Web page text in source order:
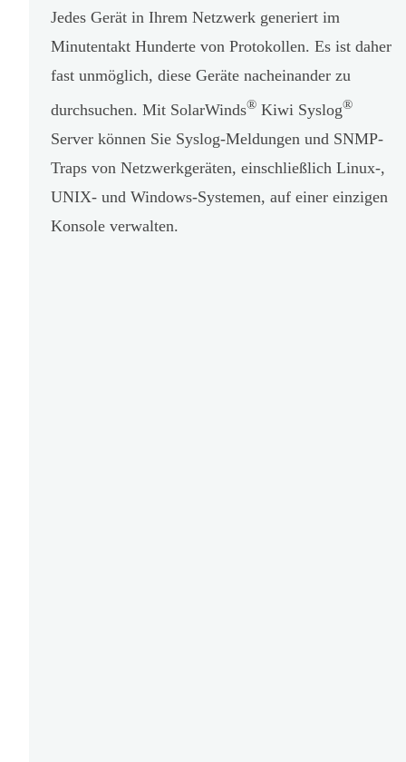
Jedes Gerät in Ihrem Netzwerk generiert im
Minutentakt Hunderte von Protokollen. Es ist daher
fast unmöglich, diese Geräte nacheinander zu
durchsuchen. Mit SolarWinds® Kiwi Syslog®
Server können Sie Syslog-Meldungen und SNMP-
Traps von Netzwerkgeräten, einschließlich Linux-,
UNIX- und Windows-Systemen, auf einer einzigen
Konsole verwalten.